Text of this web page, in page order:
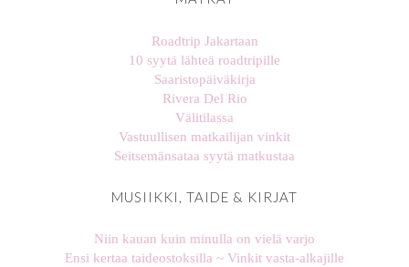
Roadtrip Jakartaan
10 syytä lähteä roadtripille
Saaristopäiväkirja
Rivera Del Rio
Välitilassa
Vastuullisen matkailijan vinkit
Seitsemänsataa syytä matkustaa
MUSIIKKI, TAIDE & KIRJAT
Niin kauan kuin minulla on vielä varjo
Ensi kertaa taideostoksilla ~ Vinkit vasta-alkajille